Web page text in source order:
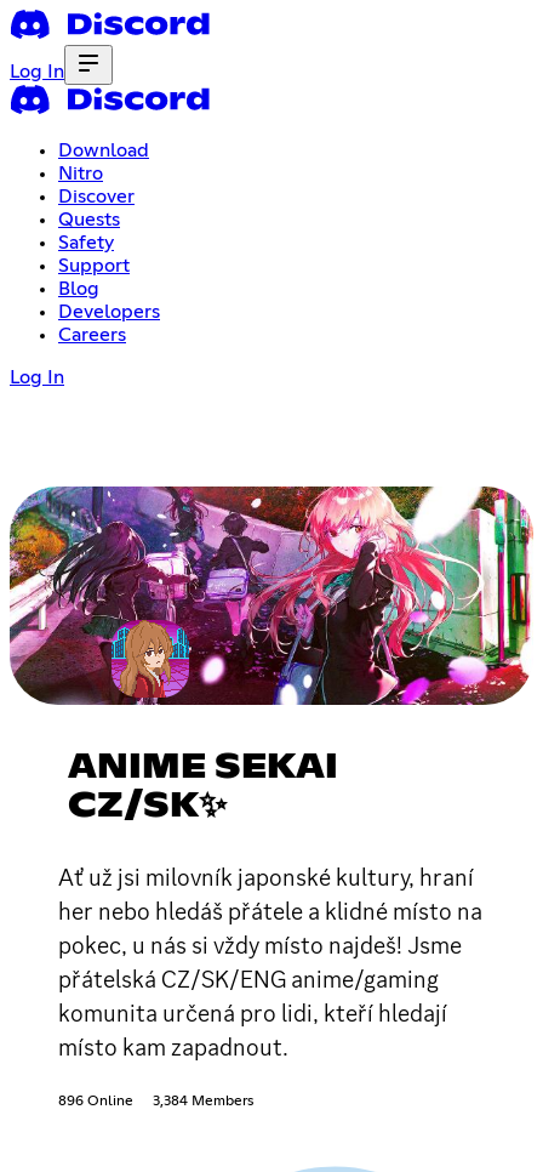
Log In
Download
Nitro
Discover
Quests
Safety
Support
Blog
Developers
Careers
Log In
ANIME SEKAI
CZ/SK✨
Ať už jsi milovník japonské kultury, hraní
her nebo hledáš přátele a klidné místo na
pokec, u nás si vždy místo najdeš! Jsme
přátelská CZ/SK/ENG anime/gaming
komunita určená pro lidi, kteří hledají
místo kam zapadnout.
896 Online 3,384 Members